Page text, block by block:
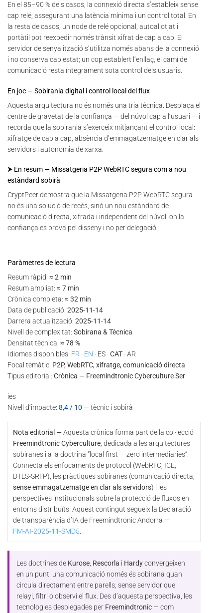
En el 85–90 % dels casos, la connexió directa s’estableix sense
cap relé, assegurant una latència mínima i un control total. En
la resta de casos, un node de relé opcional, autoallotjat i
portàtil pot reexpedir només trànsit xifrat de cap a cap. El
servidor de senyalització s’utilitza només abans de la connexió
i no conserva cap estat; un cop establert l’enllaç, el camí de
comunicació resta íntegrament sota control dels usuaris.
En joc — Sobirania digital i control local del flux
Aquesta arquitectura no és només una tria tècnica. Desplaça el
centre de gravetat de la confiança — del núvol cap a l’usuari — i
recorda que la sobirania s’exerceix mitjançant el control local:
xifratge de cap a cap, absència d’emmagatzematge en clar als
servidors i autonomia de xarxa.
⮞ En resum — Missatgeria P2P WebRTC segura com a nou
estàndard sobirà
CryptPeer demostra que la Missatgeria P2P WebRTC segura
no és una solució de recés, sinó un nou estàndard de
comunicació directa, xifrada i independent del núvol, on la
confiança es prova pel disseny i no per delegació.
Paràmetres de lectura
Resum ràpid: ≈ 2 min
Resum ampliat: ≈ 7 min
Crònica completa: ≈ 32 min
Data de publicació: 2025-11-14
Darrera actualització: 2025-11-14
Nivell de complexitat: Sobirana & Tècnica
Densitat tècnica: ≈ 78 %
Idiomes disponibles: FR · EN · ES ·CAT · AR
Focal temàtic: P2P, WebRTC, xifratge, comunicació directa
Tipus editorial: Crònica — Freemindtronic Cyberculture Ser
ies
Nivell d’impacte: 8,4 / 10 — tècnic i sobirà
Nota editorial —Aquesta crònica forma part de la col·lecció
Freemindtronic Cyberculture, dedicada a les arquitectures
sobiranes i a la doctrina “local first — zero intermediaries”.
Connecta els enfocaments de protocol (WebRTC, ICE,
DTLS-SRTP), les pràctiques sobiranes (comunicació directa,
sense emmagatzematge en clar als servidors) i les
perspectives institucionals sobre la protecció de fluxos en
entorns distribuïts. Aquest contingut segueix la Declaració
de transparència d’IA de Freemindtronic Andorra —
FM-AI-2025-11-SMD5.
Les doctrines de Kurose Rescorla i Hardyconvergeixen
en un punt: una comunicació només és sobirana quan
circula directament entre parells, sense servidor que
relayi, filtri o observi el flux. Des d’aquesta perspectiva, les
tecnologies desplegades per Freemindtronic — com